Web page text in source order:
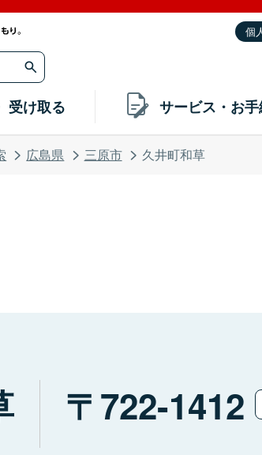
個
受け取る サービス・お手
広島県 三原市 久井町和草
722-1412